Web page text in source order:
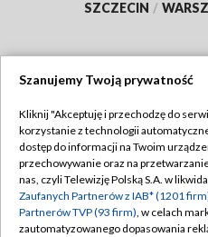
SZCZECIN /
Abonament TVP
Emisja w TVP
Centrum informacji TVP
Polityka
Moje
Szanujemy Twoją prywatność
Kliknij "Akceptuję i przechodzę do
korzystanie z technologii
dostęp do informacji na Twoim
przechowywanie oraz na
nas, czyli Telewizję Polską S.A. w
Zaufanych Partnerów z IAB* (1201
Partnerów TVP (93 firm), w celach
zautomatyzowanego dopasowania